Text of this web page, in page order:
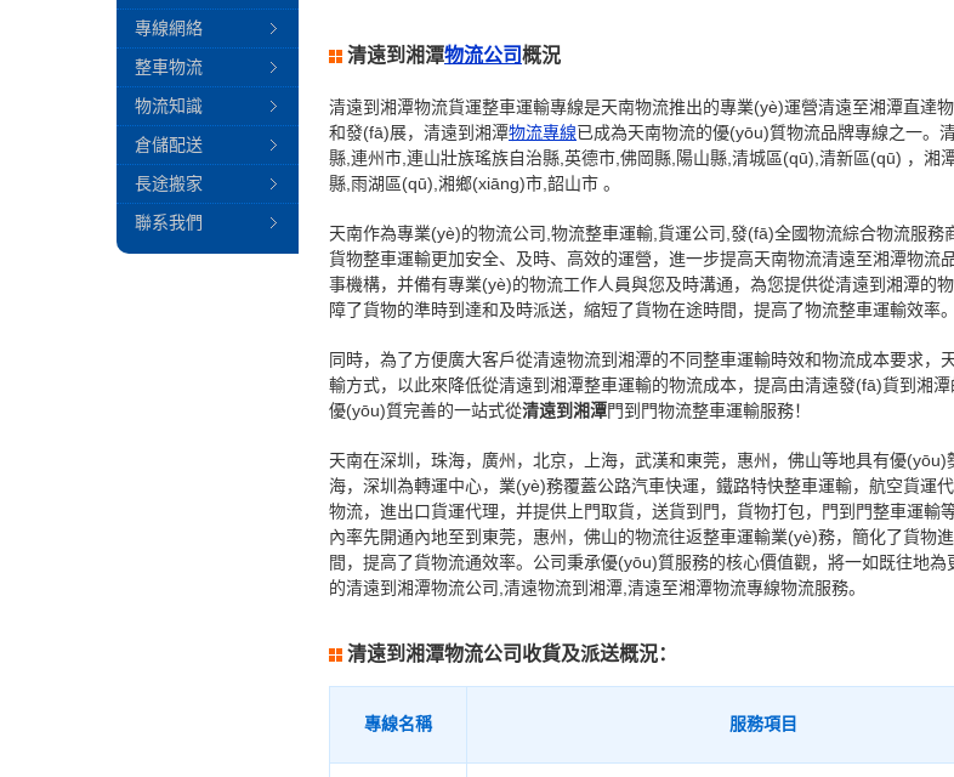
清遠到湘潭物流公司概況
清遠到湘潭物流貨運整車運輸專線是天南物流推出的專業(yè)運營清遠至湘潭直達
和發(fā)展，清遠到湘潭物流專線已成為天南物流的優(yōu)質物流品牌專線之一。
縣,連州市,連山壯族瑤族自治縣,英德市,佛岡縣,陽山縣,清城區(qū),清新區(qū) ，湘
縣,雨湖區(qū),湘鄉(xiāng)市,韶山市 。
天南作為專業(yè)的物流公司,物流整車運輸,貨運公司,發(fā)全國物流綜合物流服務
貨物整車運輸更加安全、及時、高效的運營，進一步提高天南物流清遠至湘潭物流
事機構，并備有專業(yè)的物流工作人員與您及時溝通，為您提供從清遠到湘潭的
障了貨物的準時到達和及時派送，縮短了貨物在途時間，提高了物流整車運輸效率。
同時，為了方便廣大客戶從清遠物流到湘潭的不同整車運輸時效和物流成本要求，
輸方式，以此來降低從清遠到湘潭整車運輸的物流成本，提高由清遠發(fā)貨到湘
優(yōu)質完善的一站式從清遠到湘潭門到門物流整車運輸服務！
天南在深圳，珠海，廣州，北京，上海，武漢和東莞，惠州，佛山等地具有優
海，深圳為轉運中心，業(yè)務覆蓋公路汽車快運，鐵路特快整車運輸，航空貨運
物流，進出口貨運代理，并提供上門取貨，送貨到門，貨物打包，門到門整車運輸
內率先開通內地至到東莞，惠州，佛山的物流往返整車運輸業(yè)務，簡化了貨物
間，提高了貨物流通效率。公司秉承優(yōu)質服務的核心價值觀，將一如既往地
的清遠到湘潭物流公司,清遠物流到湘潭,清遠至湘潭物流專線物流服務。
清遠到湘潭物流公司收貨及派送概況：
專線名稱 服務項目
專線網絡
整車物流
物流知識
倉儲配送
長途搬家
聯系我們